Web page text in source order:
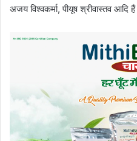
अजय विश्वकर्मा, पीयूष श्रीवास्तव आदि